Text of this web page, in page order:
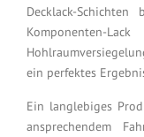
Decklack-
ein perfektes
Ein langlebiges
ansprechendem